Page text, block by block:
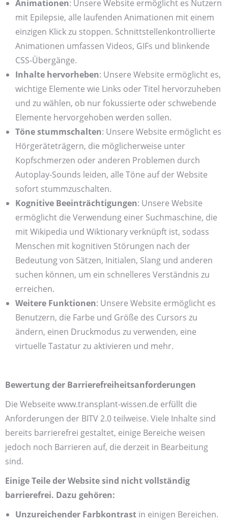
Animationen: Unsere Website ermöglicht es Nutzern
mit Epilepsie, alle laufenden Animationen mit einem
einzigen Klick zu stoppen. Schnittstellenkontrollierte
Animationen umfassen Videos, GIFs und blinkende
CSS-Übergänge.
Inhalte hervorheben: Unsere Website ermöglicht es,
wichtige Elemente wie Links oder Titel hervorzuheben
und zu wählen, ob nur fokussierte oder schwebende
Elemente hervorgehoben werden sollen.
Töne stummschalten: Unsere Website ermöglicht es
Hörgeräteträgern, die möglicherweise unter
Kopfschmerzen oder anderen Problemen durch
Autoplay-Sounds leiden, alle Töne auf der Website
sofort stummzuschalten.
Kognitive Beeinträchtigungen: Unsere Website
ermöglicht die Verwendung einer Suchmaschine, die
mit Wikipedia und Wiktionary verknüpft ist, sodass
Menschen mit kognitiven Störungen nach der
Bedeutung von Sätzen, Initialen, Slang und anderen
suchen können, um ein schnelleres Verständnis zu
erreichen.
Weitere Funktionen: Unsere Website ermöglicht es
Benutzern, die Farbe und Größe des Cursors zu
ändern, einen Druckmodus zu verwenden, eine
virtuelle Tastatur zu aktivieren und mehr.
Bewertung der Barrierefreiheitsanforderungen
Die Webseite www.transplant-wissen.de erfüllt die
Anforderungen der BITV 2.0 teilweise. Viele Inhalte sind
bereits barrierefrei gestaltet, einige Bereiche weisen
jedoch noch Barrieren auf, die derzeit in Bearbeitung
sind.
Einige Teile der Website sind nicht vollständig
barrierefrei. Dazu gehören:
Unzureichender Farbkontrast in einigen Bereichen.